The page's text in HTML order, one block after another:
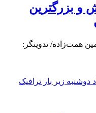
و بزرگترین
همت‌زاده/ تدوینگر: